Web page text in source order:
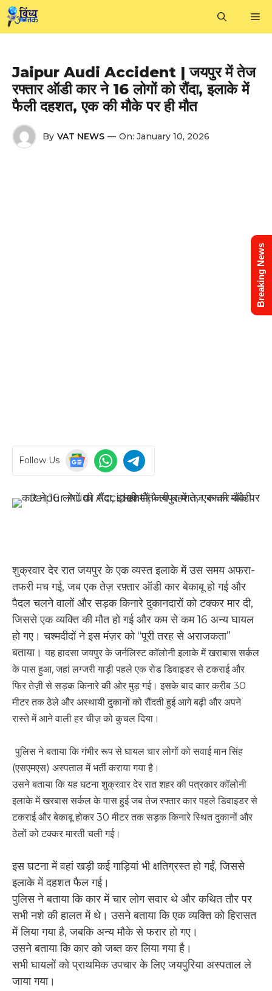
Skip
to
Jaipur Audi Accident | जयपुर में तेज
रफ्तार ऑडी कार ने 16 लोगों को रौंदा, इलाके में
फैली दहशत, एक की मौके पर ही मौत
By VAT NEWS — On: January 10, 2026
Follow Us
शुक्रवार देर रात जयपुर के एक व्यस्त इलाके में उस समय अफरा-
तफरी मच गई, जब एक तेज़ रफ़्तार ऑडी कार बेकाबू हो गई और
पैदल चलने वालों और सड़क किनारे दुकानदारों को टक्कर मार दी,
जिससे एक व्यक्ति की मौत हो गई और कम से कम 16 अन्य घायल
हो गए। चश्मदीदों ने इस मंज़र को “पूरी तरह से अराजकता”
बताया।यह हादसा जयपुर के जर्नलिस्ट कॉलोनी इलाके में खराबास सर्कल
के पास हुआ, जहां लग्जरी गाड़ी पहले एक रोड डिवाइडर से टकराई और
फिर तेज़ी से सड़क किनारे की ओर मुड़ गई। इसके बाद कार करीब 30
मीटर तक ठेले और अस्थायी दुकानों को रौंदती हुई आगे बढ़ी और अपने
रास्ते में आने वाली हर चीज़ को कुचल दिया।
पुलिस ने बताया कि गंभीर रूप से घायल चार लोगों को सवाई मान सिंह
(एसएमएस) अस्पताल में भर्ती कराया गया है।
उसने बताया कि यह घटना शुक्रवार देर रात शहर की पत्रकार कॉलोनी
इलाके में खरबास सर्कल के पास हुई जब तेज रफ्तार कार पहले डिवाइडर से
टकराई और बेकाबू होकर 30 मीटर तक सड़क किनारे स्थित दुकानों और
ठेलों को टक्कर मारती चली गई।
इस घटना में वहां खड़ी कई गाड़ियां भी क्षतिग्रस्त हो गईं, जिससे
इलाके में दहशत फैल गई।
पुलिस ने बताया कि कार में चार लोग सवार थे और कथित तौर पर
सभी नशे की हालत में थे। उसने बताया कि एक व्यक्ति को हिरासत
में लिया गया है, जबकि अन्य मौके से फरार हो गए।
उसने बताया कि कार को जब्त कर लिया गया है।
सभी घायलों को प्राथमिक उपचार के लिए जयपुरिया अस्पताल ले
जाया गया।
Breaking News